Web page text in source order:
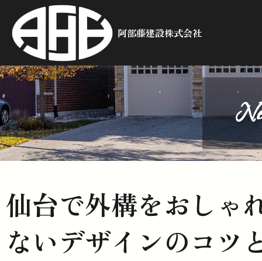
阿部藤建設株式会社
仙台で外構をおしゃ
ないデザインのコツ